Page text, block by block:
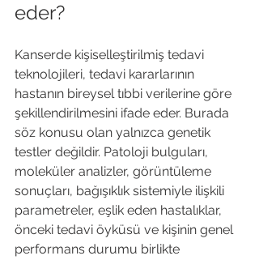
eder?
Kanserde kişiselleştirilmiş tedavi
teknolojileri, tedavi kararlarının
hastanın bireysel tıbbi verilerine göre
şekillendirilmesini ifade eder. Burada
söz konusu olan yalnızca genetik
testler değildir. Patoloji bulguları,
moleküler analizler, görüntüleme
sonuçları, bağışıklık sistemiyle ilişkili
parametreler, eşlik eden hastalıklar,
önceki tedavi öyküsü ve kişinin genel
performans durumu birlikte